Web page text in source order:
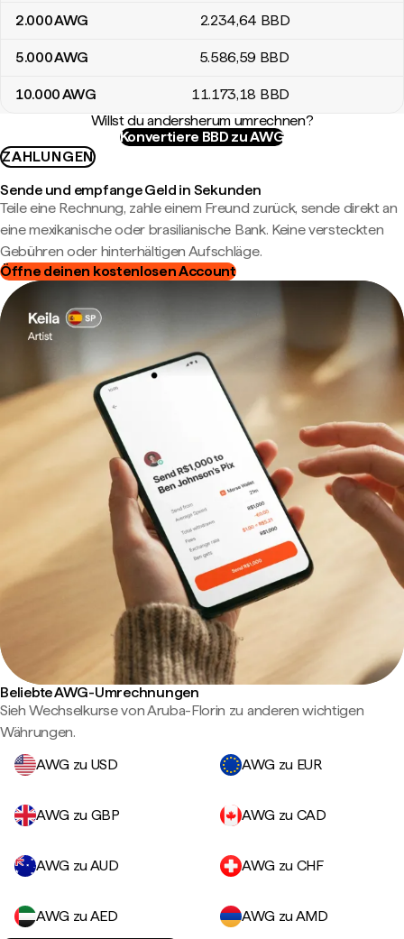
2.000AWG 2.234,64 BBD
5.000AWG 5.586,59 BBD
10.000AWG 11.173,18 BBD
Willst du andersherum umrechnen?
Konvertiere BBD zu AWG
ZAHLUNGEN
Sende und empfange Geld in Sekunden
Teile eine Rechnung, zahle einem Freund zurück, sende direkt an
eine mexikanische oder brasilianische Bank. Keine versteckten
Gebühren oder hinterhältigen Aufschläge.
Öffne deinen kostenlosen Account
Beliebte AWG-Umrechnungen
Sieh Wechselkurse von Aruba-Florin zu anderen wichtigen
Währungen.
AWG zu USD
AWG zu EUR
AWG zu GBP AWG zu CAD
AWG zu AUD AWG zu CHF
AWG zu AED
AWG zu AMD